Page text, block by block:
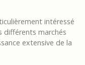
intéressé
différents marchés
extensive de la